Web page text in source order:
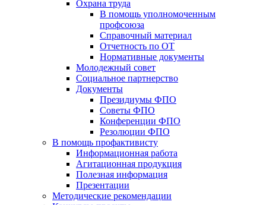
Охрана труда
В помощь уполномоченным
профсоюза
Справочный материал
Отчетность по ОТ
Нормативные документы
Молодежный совет
Социальное партнерство
Документы
Президиумы ФПО
Советы ФПО
Конференции ФПО
Резолюции ФПО
В помощь профактивисту
Информационная работа
Агитационная продукция
Полезная информация
Презентации
Методические рекомендации